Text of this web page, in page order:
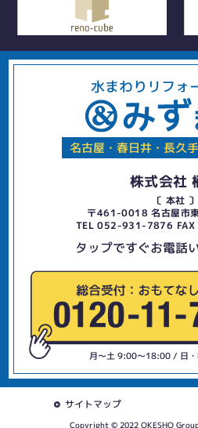
水まわりリフォ
名古屋・春日井・長久
株式会社
〔 本社 〕
〒461-0018 名古屋市
TEL 052-931-7876
タップですぐお電話
月〜土 9:00〜18:00 / 日
サイトマップ
Copyright © 2022 OKESHO